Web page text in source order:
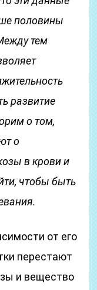
половины
тем
развитие
о том,
о
в крови и
чтобы быть
от его
перестают
и вещество